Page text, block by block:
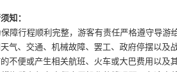
知：
保障行程顺利完整，游客有责任严格遵守导
气、交通、机械故障、罢工、政府停摆以及
不便或产生相关航班、火车或大巴费用以及